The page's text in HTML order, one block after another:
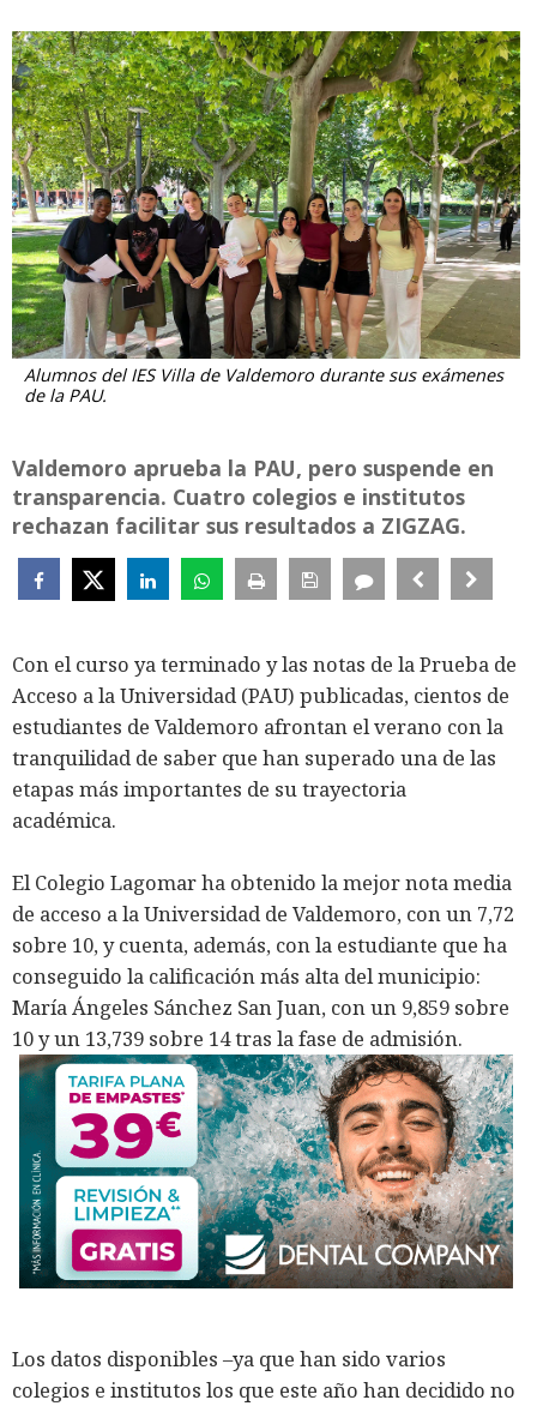
Alumnos del IES Villa de Valdemoro durante sus exámenes
de la PAU.
Valdemoro aprueba la PAU, pero suspende en
transparencia. Cuatro colegios e institutos
rechazan facilitar sus resultados a ZIGZAG.
Con el curso ya terminado y las notas de la Prueba de
Acceso a la Universidad (PAU) publicadas, cientos de
estudiantes de Valdemoro afrontan el verano con la
tranquilidad de saber que han superado una de las
etapas más importantes de su trayectoria
académica.
ElColegio Lagomar ha obtenido la mejor nota media
de acceso a la Universidad de Valdemoro, con un 7,72
sobre 10, y cuenta, además, con la estudiante que ha
conseguido la calificación más alta del municipio:
María Ángeles Sánchez San Juan, con un 9,859 sobre
10 y un 13,739 sobre 14 tras la fase de admisión.
Los datos disponibles –ya que han sido varios
colegios e institutos los que este año han decidido no